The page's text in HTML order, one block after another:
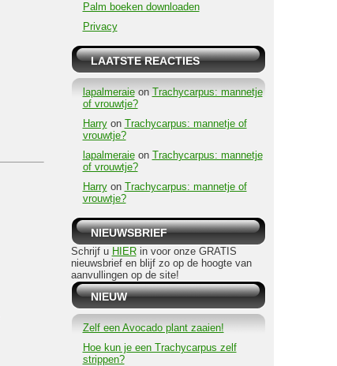
Palm boeken downloaden
Privacy
LAATSTE REACTIES
lapalmeraieon Trachycarpus: mannetje
of vrouwtje?
Harryon Trachycarpus: mannetje of
vrouwtje?
lapalmeraieon Trachycarpus: mannetje
of vrouwtje?
Harryon Trachycarpus: mannetje of
vrouwtje?
NIEUWSBRIEF
Schrijf u HIERin voor onze GRATIS
nieuwsbrief en blijf zo op de hoogte van
aanvullingen op de site!
NIEUW
Zelf een Avocado plant zaaien!
Hoe kun je een Trachycarpus zelf
strippen?